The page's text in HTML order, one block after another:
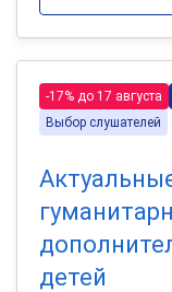
-17% до 17 августа
Выбор слушателей
детей